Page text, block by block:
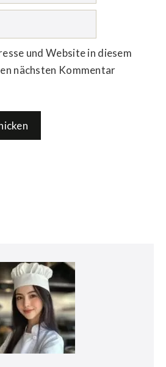
und Website in diesem
nächsten Kommentar